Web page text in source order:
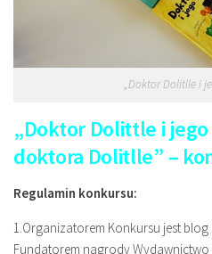
„Doktor Dolitlle i
„Doktor Dolittle i
doktora Dolitlle” –
Regulamin konkursu:
1.Organizatorem Konkursu jest
Fundatorem nagrody Wydawnictwo